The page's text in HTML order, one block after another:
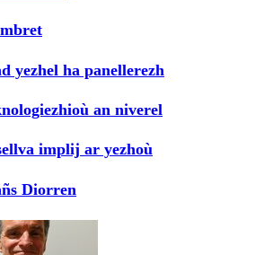
yezhel ha panellerezh
an niverel
implij ar yezhoù
Diorren